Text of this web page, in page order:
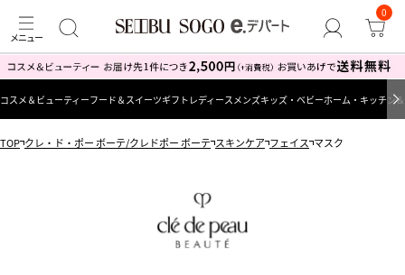
0
コスメ＆ビューティーフード＆スイーツギフト レディース メンズキッズ・ベビーホーム・キッチン
TOP クレ・ド・ポー ボーテ/クレドポー ボーテ スキンケア フェイス マスク